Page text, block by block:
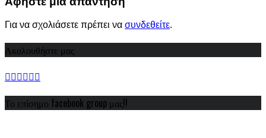
Για να σχολιάσετε πρέπει να συνδεθείτε.
Ακολουθήστε μας
Το επίσημο facebook group μας!!